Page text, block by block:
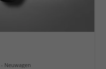
Neuwagen